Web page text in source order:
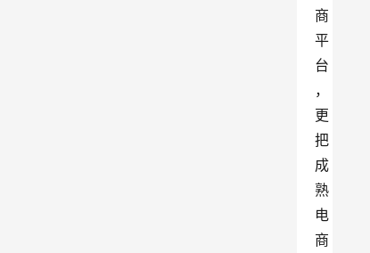
商
平
台
，
更
把
成
熟
电
商